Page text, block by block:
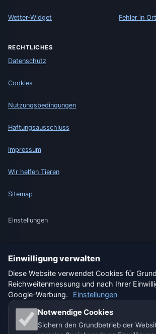
Wetter-Widget Fehler in
RECHTLICHES
Datenschutz
Cookies
Nutzungsbedingungen
Haftungsausschluss
Impressum
Wir helfen Tieren
Sitemap
Einstellungen
🇩🇪 Wetter Deutschland
🇨🇭 Wetter Schweiz
Unsere Wetterseiten:
🇨🇿 Tschechien 🇭🇷 Kroatien
Einwilligung verwalten
Diese Website verwendet Cookies für
Reichweitenmessung und nach Ihrer
Google-Werbung.
Einstellungen
Notwendige Cookies
Sichern den Grundbetrieb der